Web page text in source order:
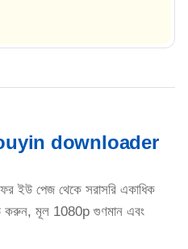
downloader
ইউ পেজ থেকে সরাসরি একাধিক
করুন, মূল 1080p গুণমান এবং